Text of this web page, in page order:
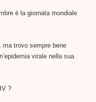
è la giornata mondiale
trovo sempre bene
virale nella sua
?